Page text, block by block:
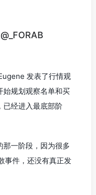
发表了行情观
始规划观察名单和买
已经进入最底部阶
那一阶段，因为很多
事件，还没有真正发